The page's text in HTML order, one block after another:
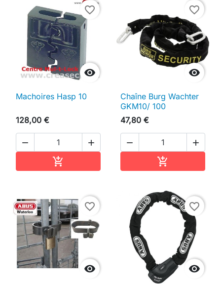

favorite_border
Machoires Hasp 10
128,00 €
 


favorite_border
Chaîne Burg Wachter
GKM10/ 100
47,80 €
 


favorite_border

favorite_border